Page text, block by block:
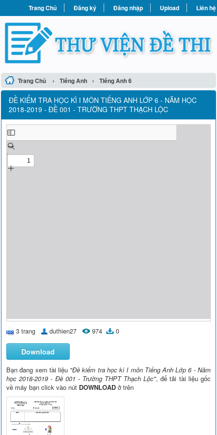
Trang Chủ Đăng ký Đăng nhập Upload Liên hệ
Trang Chủ › Tiếng Anh › Tiếng Anh 6
ĐỀ KIỂM TRA HỌC KÌ I MÔN TIẾNG ANH LỚP 6 - NĂM HỌC
2018-2019 - ĐỀ 001 - TRƯỜNG THPT THẠCH LỘC
3 trang duthien27 974 0
Download
Bạn đang xem tài liệu "Đề kiểm tra học kì I môn Tiếng Anh Lớp 6 - Năm
học 2018-2019 - Đề 001 - Trường THPT Thạch Lộc", để tải tài liệu gốc
về máy bạn click vào nút DOWNLOAD ở trên